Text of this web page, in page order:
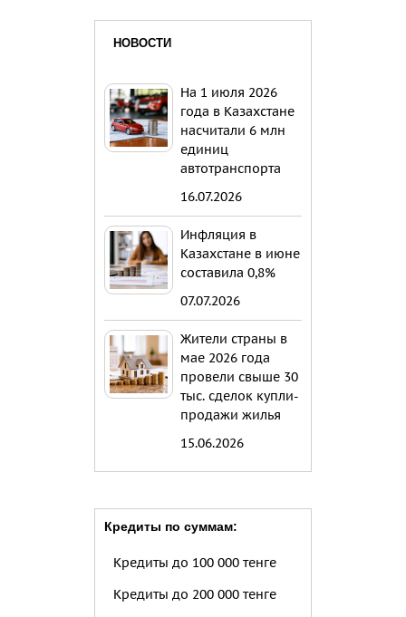
НОВОСТИ
На 1 июля 2026
года в Казахстане
насчитали 6 млн
единиц
автотранспорта
16.07.2026
Инфляция в
Казахстане в июне
составила 0,8%
07.07.2026
Жители страны в
мае 2026 года
провели свыше 30
тыс. сделок купли-
продажи жилья
15.06.2026
Кредиты по суммам:
Кредиты до 100 000 тенге
Кредиты до 200 000 тенге